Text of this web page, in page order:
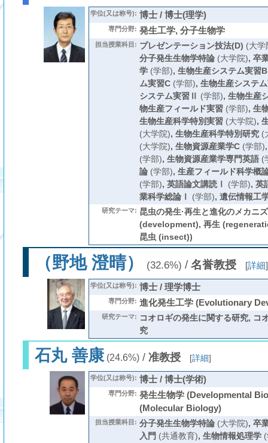
学位(又は称号): 博士 / 博士(理学)
専門分野: 発生工学, 分子生物学
担当授業科目: プレゼンテーション技法(D) (大学
分子発生生物学特論(大学院), 卒
学(学部), 生物生産システム実習B
ム実習C(学部), 生物生産システ
システム実習Ⅱ (学部), 生物生産
物生産フィールド実習(学部), 生
生物生産科学特別実習(大学院),
(大学院), 生物生産科学特別研究(
(大学院), 生物資源産業学C(学部)
(学部), 生物資源産業学専門英語(
論(学部), 生産フィールド科学概
(学部), 英語論文講読Ⅰ (学部), 英
業科学総論Ⅰ
(学部), 遺伝情報工
研究テーマ: 昆虫の発生·再生と進化のメカニ
(development), 再生
昆虫 (insect))
（野地 澄晴） (32.6%) /名誉教授 [詳細]
学位(又は称号): 博士 / 理学博士
専門分野: 進化発生工学 (Evolutionary
研究テーマ: コオロギの発生に関する研究, コ
究
石丸 善康(24.6%)/ 准教授 [詳細]
学位(又は称号): 博士 / 博士(学術)
専門分野: 発生生物学 (Developmental
(Molecular Biology)
担当授業科目: 分子発生生物学特論(大学院), 卒
入門 (共通教育), 生物情報処理学(